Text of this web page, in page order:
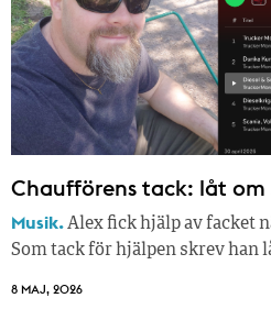
Chaufförens tack: låt
Musik.Alex fick hjälp av facket
Som tack för hjälpen skrev han
8 MAJ, 2026